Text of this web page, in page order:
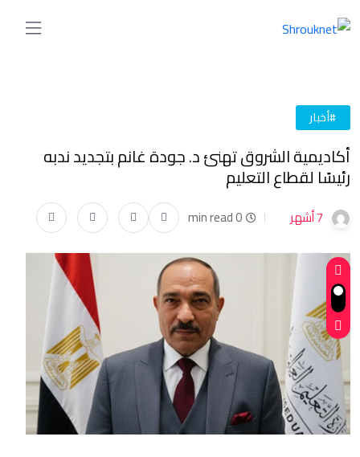
#أخبار
أكاديمية الشروق تهنئ د. جودة غانم بتجديد ندبه
رئيسًا لقطاع التعليم
7 أشهر 0 min read